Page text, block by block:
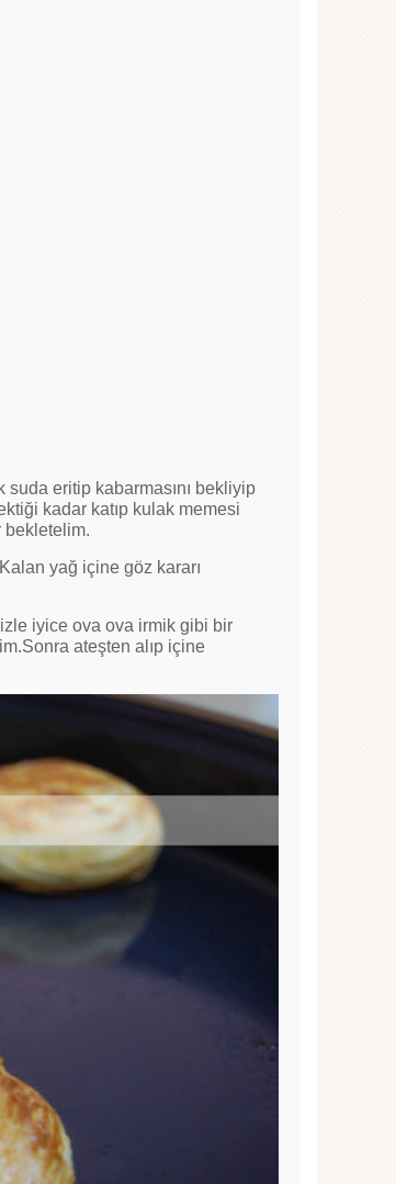
suda eritip kabarmasını bekliyip
kadar katıp kulak memesi
bekletelim.
yağ içine göz kararı
iyice ova ova irmik gibi bir
ateşten alıp içine